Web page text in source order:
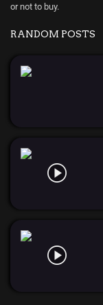
or not to buy.
RANDOM POSTS